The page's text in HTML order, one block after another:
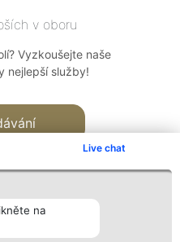
Live chat
na
v oboru
Vyzkoušejte naše
nejlepší služby!